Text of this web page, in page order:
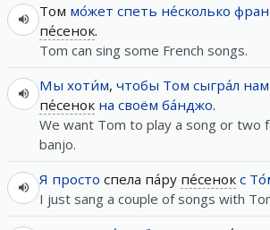
Том мо́жет спеть не́сколько
пе́сенок.
Tom can sing some French songs.
Мы хоти́м, чтобы Том сыгра́л нам
пе́сенок на своём ба́нджо.
We want Tom to play a song or two
banjo.
Я просто спела па́ру пе́сенок с
I just sang a couple of songs with